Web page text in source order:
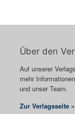
Über den
Auf unserer
mehr
und unser Team.
Zur Verlagsseite »